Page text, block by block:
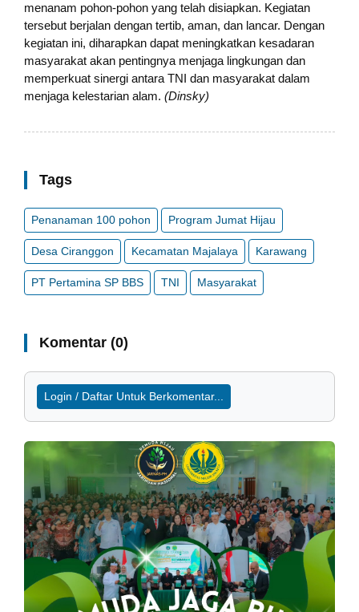
menanam pohon-pohon yang telah disiapkan. Kegiatan
tersebut berjalan dengan tertib, aman, dan lancar. Dengan
kegiatan ini, diharapkan dapat meningkatkan kesadaran
masyarakat akan pentingnya menjaga lingkungan dan
memperkuat sinergi antara TNI dan masyarakat dalam
menjaga kelestarian alam. (Dinsky)
Tags
Penanaman 100 pohon Program Jumat Hijau
Desa Ciranggon Kecamatan Majalaya Karawang
PT Pertamina SP BBS TNI Masyarakat
Komentar (0)
Login / Daftar Untuk Berkomentar...